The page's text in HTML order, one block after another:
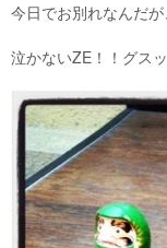
Contact
今日でお別れなんだ
泣かないZE！！グスッ